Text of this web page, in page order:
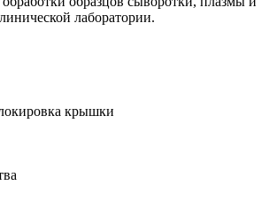
лаборатории.
крышки